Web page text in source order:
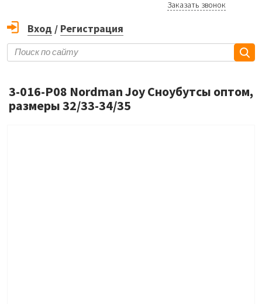
Заказать звонок
Вход / Регистрация
3-016-P08 Nordman Joy Сноубутсы оптом,
размеры 32/33-34/35